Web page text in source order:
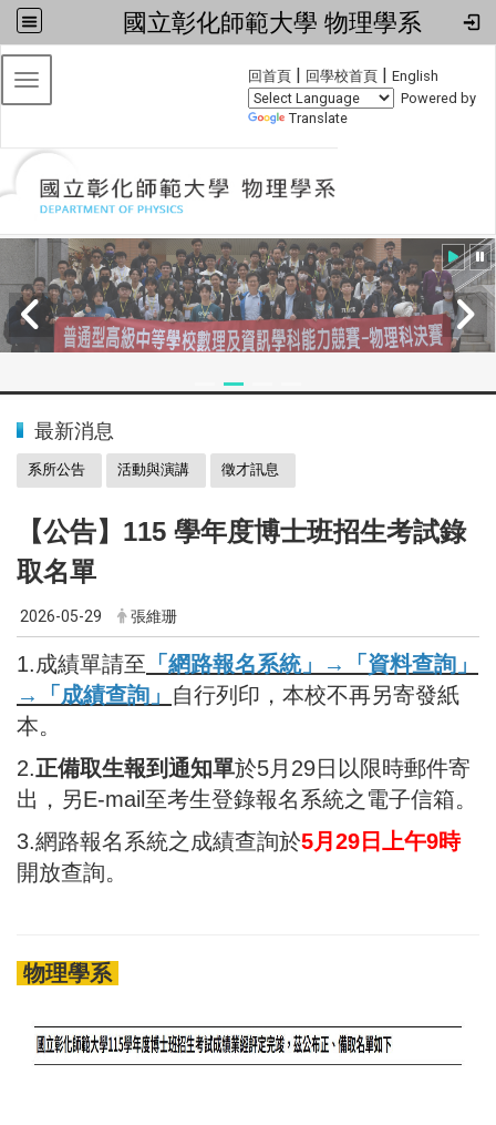
國立彰化師範大學 物理學系
回首頁 | 回學校首頁 | English
Powered by
Translate
Toggle navigation
最新消息
系所公告 活動與演講 徵才訊息
【公告】115 學年度博士班招生考試錄
取名單
2026-05-29 張維珊
1.成績單請至 「網路報名系統」→「資料查詢」
→「成績查詢」 自行列印，本校不再另寄發紙
本。
2.正備取生報到通知單於5月29日以限時郵件寄
出，另E-mail至考生登錄報名系統之電子信箱。
3.網路報名系統之成績查詢於5月29日上午9時
開放查詢。
物理學系